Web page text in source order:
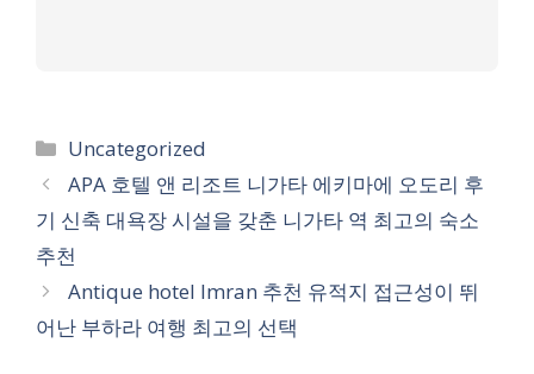
카
테
리
Uncategorized
APA 호텔 앤 리조트 니가타 에키마에 오도리 후
기 신축 대욕장 시설을 갖춘 니가타 역 최고의 숙소
추천
Antique hotel Imran 추천 유적지 접근성이 뛰
어난 부하라 여행 최고의 선택